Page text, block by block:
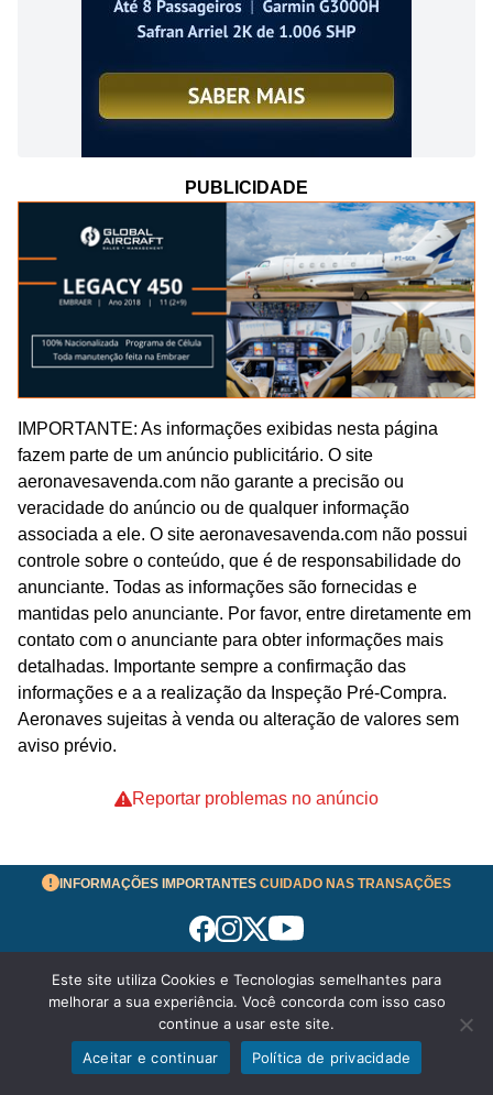
WhatsApp Enviar mensagem
PUBLICIDADE
IMPORTANTE: As informações exibidas nesta página
fazem parte de um anúncio publicitário. O site
aeronavesavenda.com não garante a precisão ou
veracidade do anúncio ou de qualquer informação
associada a ele. O site aeronavesavenda.com não possui
controle sobre o conteúdo, que é de responsabilidade do
anunciante. Todas as informações são fornecidas e
mantidas pelo anunciante. Por favor, entre diretamente em
contato com o anunciante para obter informações mais
detalhadas. Importante sempre a confirmação das
informações e a a realização da Inspeção Pré-Compra.
Aeronaves sujeitas à venda ou alteração de valores sem
aviso prévio.
Reportar problemas no anúncio
INFORMAÇÕES IMPORTANTES CUIDADO NAS TRANSAÇÕES
Termos de Uso
© 2026 aeronavesavenda.com | Todos os Direitos
Reservados!
Política de Privacidade
Este site utiliza Cookies e Tecnologias semelhantes para
melhorar a sua experiência. Você concorda com isso caso
continue a usar este site.
Aceitar e continuar
Política de privacidade